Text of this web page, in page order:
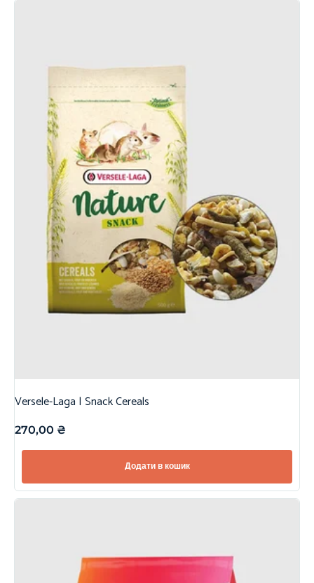
Versele-Laga | Snack Cereals
270,00 ₴
Додати в кошик